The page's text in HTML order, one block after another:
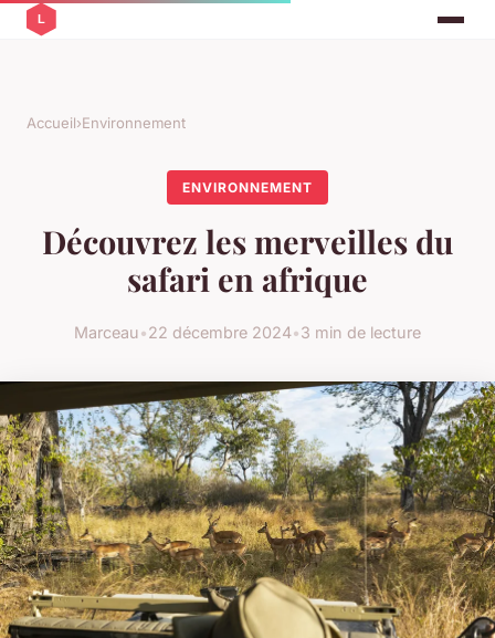
Accueil›Environnement
ENVIRONNEMENT
Découvrez les merveilles du
safari en afrique
Marceau•22 décembre 2024•3 min de lecture